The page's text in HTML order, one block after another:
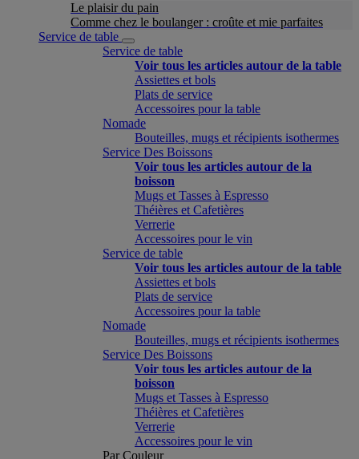
Le plaisir du pain
Comme chez le boulanger : croûte et mie parfaites
Service de table
Service de table
Voir tous les articles autour de la table
Assiettes et bols
Plats de service
Accessoires pour la table
Nomade
Bouteilles, mugs et récipients isothermes
Service Des Boissons
Voir tous les articles autour de la
boisson
Mugs et Tasses à Espresso
Théières et Cafetières
Verrerie
Accessoires pour le vin
Service de table
Voir tous les articles autour de la table
Assiettes et bols
Plats de service
Accessoires pour la table
Nomade
Bouteilles, mugs et récipients isothermes
Service Des Boissons
Voir tous les articles autour de la
boisson
Mugs et Tasses à Espresso
Théières et Cafetières
Verrerie
Accessoires pour le vin
Par Couleur